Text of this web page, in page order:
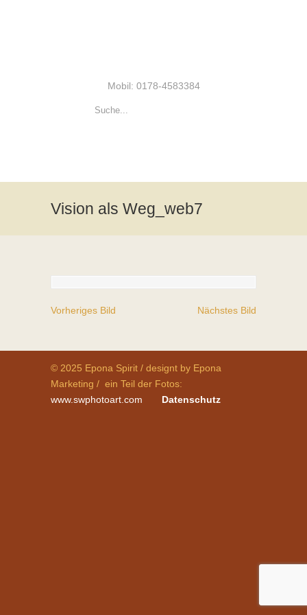
Mobil: 0178-4583384
Vision als Weg_web7
Vorheriges Bild Nächstes Bild
© 2025 Epona Spirit / designt by Epona
Marketing / ein Teil der Fotos:
www.swphotoart.com
Datenschutz